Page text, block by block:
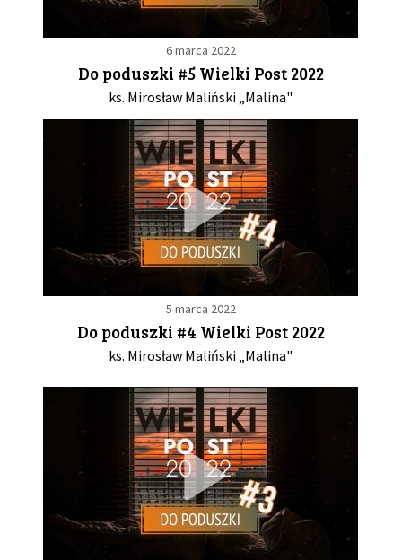
6 marca 2022
Do poduszki #5 Wielki Post 2022
ks. Mirosław Maliński „Malina"
5 marca 2022
Do poduszki #4 Wielki Post 2022
ks. Mirosław Maliński „Malina"